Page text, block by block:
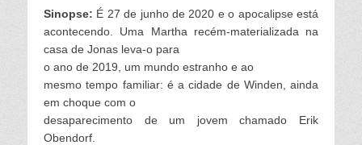
Sinopse: É 27 de junho de 2020 e o apocalipse está
acontecendo. Uma Martha recém-materializada na
casa de Jonas leva-o para
o ano de 2019, um mundo estranho e ao
mesmo tempo familiar: é a cidade de Winden, ainda
em choque com o
desaparecimento de um jovem chamado Erik
Obendorf.